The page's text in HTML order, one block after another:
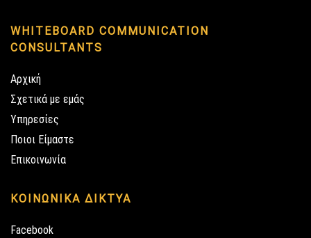
WHITEBOARD COMMUNICATION
CONSULTANTS
Αρχική
Σχετικά με εμάς
Υπηρεσίες
Ποιοι Είμαστε
Επικοινωνία
ΚΟΙΝΩΝΙΚΑ ΔΙΚΤΥΑ
Facebook